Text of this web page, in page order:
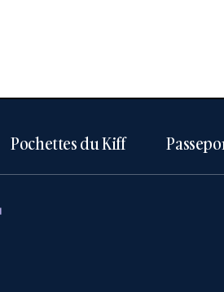
Pochettes du Kiff